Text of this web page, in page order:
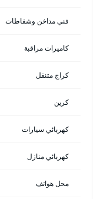
فني مداخن وشفاطات
كاميرات مراقبة
كراج متنقل
كرين
كهربائي سيارات
كهربائي منازل
محل هواتف